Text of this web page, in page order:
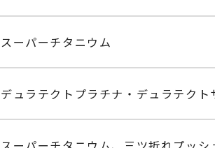
スーパーチタニウム
デュラテクトプラチナ・デュラテク